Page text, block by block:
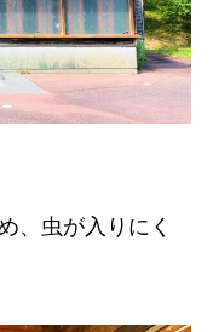
、虫が入りにく